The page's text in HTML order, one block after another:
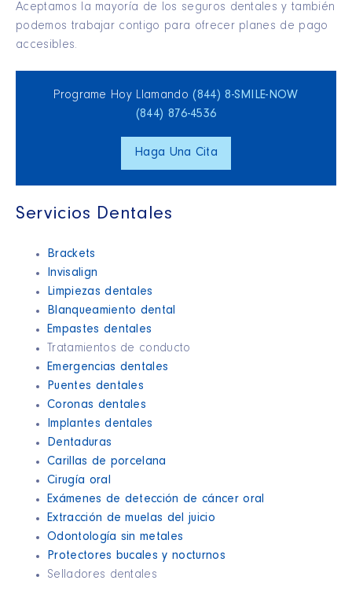
Aceptamos la mayoría de los seguros dentales y también
podemos trabajar contigo para ofrecer planes de pago
accesibles.
Programe Hoy Llamando(844) 8‑SMILE‑NOW
(844) 876‑4536
Haga Una Cita
Servicios Dentales
Brackets
Invisalign
Limpiezas dentales
Blanqueamiento dental
Empastes dentales
Tratamientos de conducto
Emergencias dentales
Puentes dentales
Coronas dentales
Implantes dentales
Dentaduras
Carillas de porcelana
Cirugía oral
Exámenes de detección de cáncer oral
Extracción de muelas del juicio
Odontología sin metales
Protectores bucales y nocturnos
Selladores dentales